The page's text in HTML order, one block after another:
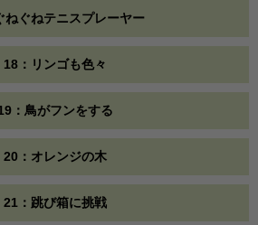
ねぐねテニスプレーヤー
18：リンゴも色々
：鳥がフンをする
20：オレンジの木
21：跳び箱に挑戦